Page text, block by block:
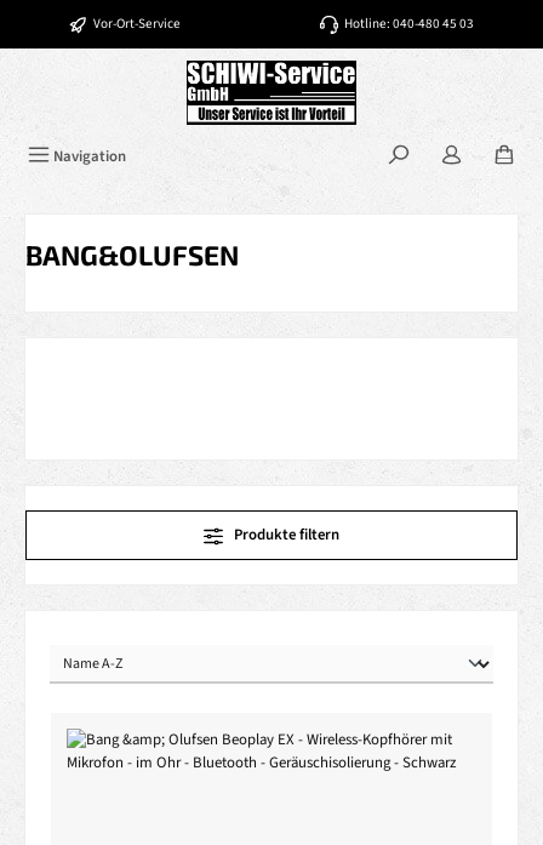
Zum Hauptinhalt springen
Vor-Ort-Service Hotline: 040-480 45 03
Navigation
BANG&OLUFSEN
Produkte filtern